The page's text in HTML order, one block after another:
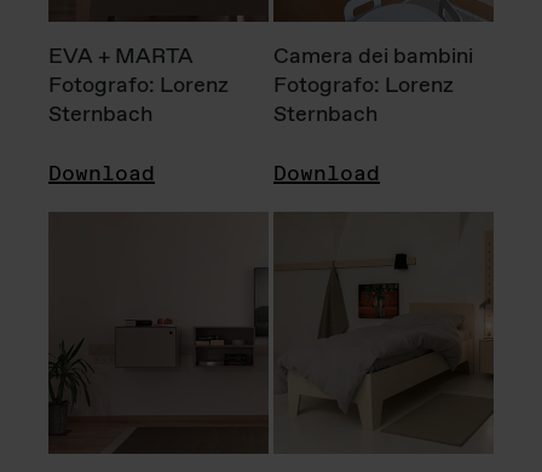
EVA + MARTA
Fotografo: Lorenz
Sternbach
Download
Camera dei bambini
Fotografo: Lorenz
Sternbach
Download